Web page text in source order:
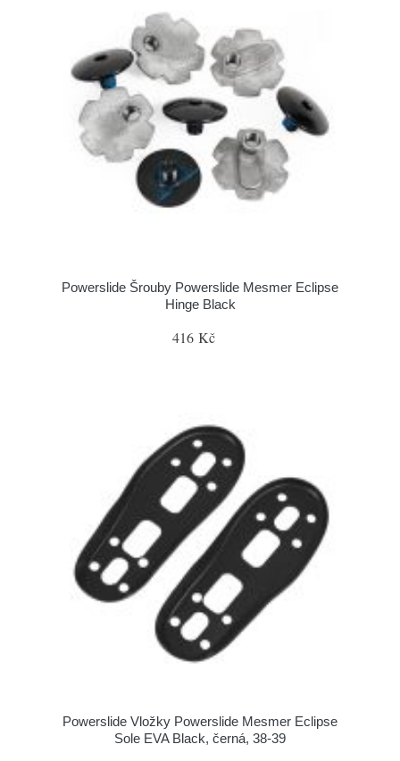
Powerslide Šrouby Powerslide Mesmer Eclipse
Hinge Black
416 Kč
Powerslide Vložky Powerslide Mesmer Eclipse
Sole EVA Black, černá, 38-39